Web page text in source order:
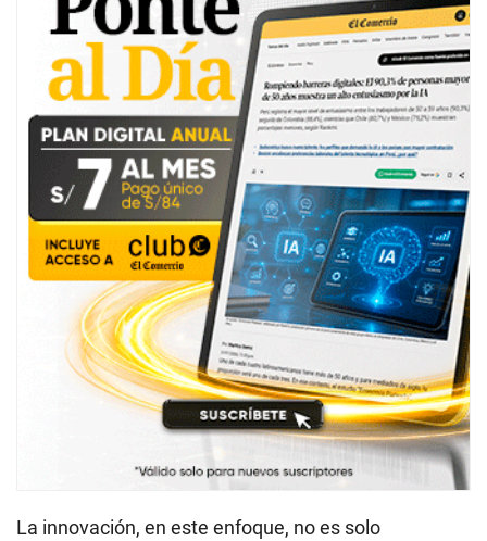
La innovación, en este enfoque, no es solo